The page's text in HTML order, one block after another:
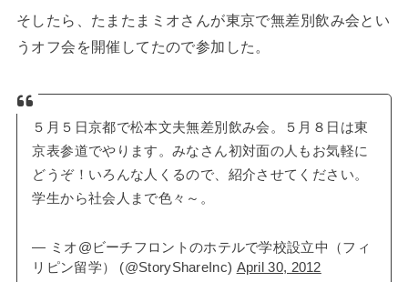
そしたら、たまたまミオさんが東京で無差別飲み会とい
うオフ会を開催してたので参加した。
５月５日京都で松本文夫無差別飲み会。５月８日は東
京表参道でやります。みなさん初対面の人もお気軽に
どうぞ！いろんな人くるので、紹介させてください。
学生から社会人まで色々～。
— ミオ@ビーチフロントのホテルで学校設立中（フィ
リピン留学） (@StoryShareInc) April 30, 2012